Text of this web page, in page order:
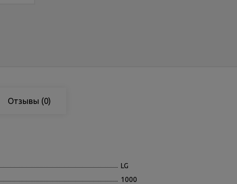
Отзывы (0)
LG
1000